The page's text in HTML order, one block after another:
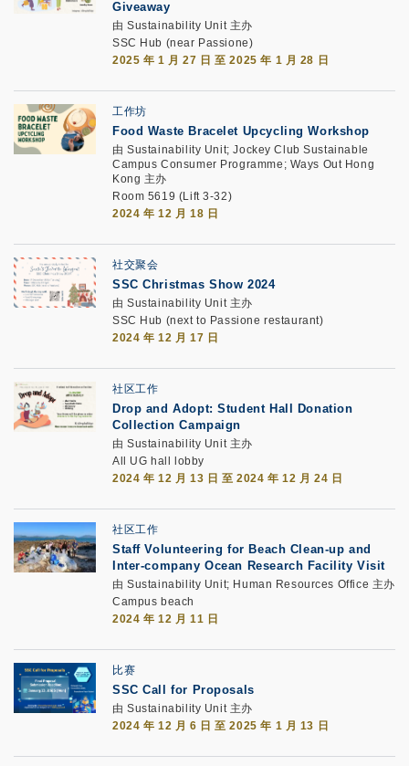
Giveaway
由 Sustainability Unit 主办
SSC Hub (near Passione)
2025 年 1 月 27 日 至 2025 年 1 月 28 日
工作坊
Food Waste Bracelet Upcycling Workshop
由 Sustainability Unit; Jockey Club Sustainable
Campus Consumer Programme; Ways Out Hong
Kong 主办
Room 5619 (Lift 3-32)
2024 年 12 月 18 日
社交聚会
SSC Christmas Show 2024
由 Sustainability Unit 主办
SSC Hub (next to Passione restaurant)
2024 年 12 月 17 日
社区工作
Drop and Adopt: Student Hall Donation
Collection Campaign
由 Sustainability Unit 主办
All UG hall lobby
2024 年 12 月 13 日 至 2024 年 12 月 24 日
社区工作
Staff Volunteering for Beach Clean-up and
Inter-company Ocean Research Facility Visit
由 Sustainability Unit; Human Resources Office 主办
Campus beach
2024 年 12 月 11 日
比赛
SSC Call for Proposals
由 Sustainability Unit 主办
2024 年 12 月 6 日 至 2025 年 1 月 13 日